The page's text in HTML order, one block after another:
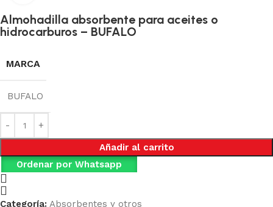
Almohadilla absorbente para aceites o
hidrocarburos – BUFALO
MARCA
BUFALO
Añadir al carrito
Ordenar por Whatsapp
Categoría: Absorbentes y otros